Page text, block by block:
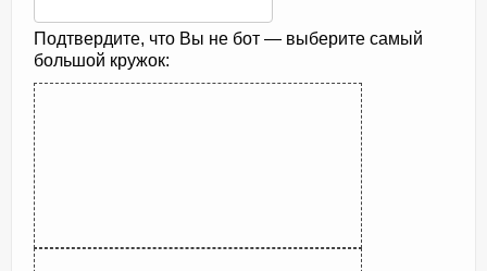
Подтвердите, что Вы не бот — выберите самый
большой кружок: